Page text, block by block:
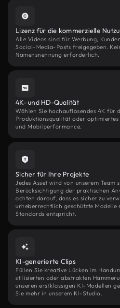
Lizenz für die kommerzielle
Alle Videos sind für Werbung,
Social-Media-Posts freigegeben.
Namensnennung erforderlich.
4K- und HD-Qualität
Wählen Sie hochauflösendes 4K für
Produktionsqualität oder
und Mobilperformance.
Sicher für Ihre Projekte
Jedes Asset wird von unserem
Berücksichtigung der praktischen
achten darauf, dass es sicher zu
urheberrechtlich geschützte Modelle
Standards entspricht.
KI-generierte Clips
Füllen Sie kreative Lücken im
stilisierten oder abstrakten
unseren erstklassigen KI-Modellen
Sie mehr in unserem KI-Studio.